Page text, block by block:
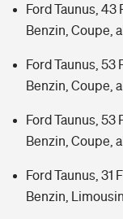
Ford Taunus, 43
Benzin, Coupe,
Ford Taunus, 53
Benzin, Coupe,
Ford Taunus, 53
Benzin, Coupe,
Ford Taunus, 31
Benzin,